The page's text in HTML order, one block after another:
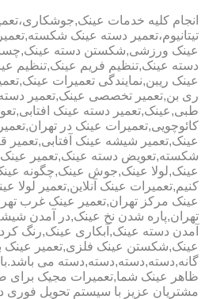
انجام کلیه خدمات
تیتانیوم،تعمیر دسته عینک
عینک ورزشی,شکستن دسته
دسته عینک,تنظیم فریم عینک,تنظیم
عینک ریبن,نمایندگی تعمیرات
ری بن,تعمیر تخصصی عینک,تعمیر
طبی,عینک,تعمیر دسته عینک
کائوچویی,تعمیرات عینک در
عینک,تعمیر شیشه عینک آفتابی,تعمیر
شکسته,تعویض دسته عینک,تعمیر عینک
عینک,لولا عینک,جوش عینک,چگونه
کنیم,تعمیرات عینک آنلاین,تعمیر لولا
عینک مرکز تهران,تعمیر عینک غرب
تهران,پاره شدن نخ عینک,در آمدن
آمدن دسته عینک,آبکاری
عینک,شکستن عینک فلزی,تعمیر عینک
گانه,دسته,دسته,دسته,دسته می
ظاهر عینک شما,تعمیرات مجیک
مشتریان عزیز با سیستم تحویل